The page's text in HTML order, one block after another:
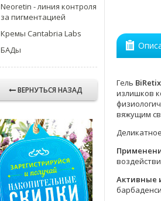
Neoretin - линия контроля
за пигментацией
Кремы Cantabria Labs
БАДы
ВЕРНУТЬСЯ НАЗАД
Гель
излишков
вяжущим
Активные